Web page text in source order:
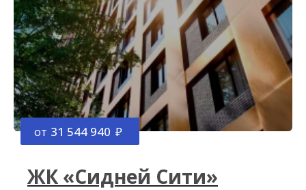
от 31 544 940
ЖК «Сидней Сити»